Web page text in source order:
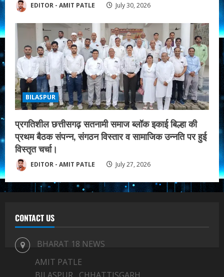
EDITOR - AMIT PATLE July 30, 2026
BILASPUR
प्रगतिशील छत्तीसगढ़ सतनामी समाज ब्लॉक इकाई बिल्हा की
प्रथम बैठक संपन्न, संगठन विस्तार व सामाजिक उन्नति पर हुई
विस्तृत चर्चा।
EDITOR - AMIT PATLE July 27, 2026
CONTACT US
BHARAT 18 NEWS
AMIT PATLE